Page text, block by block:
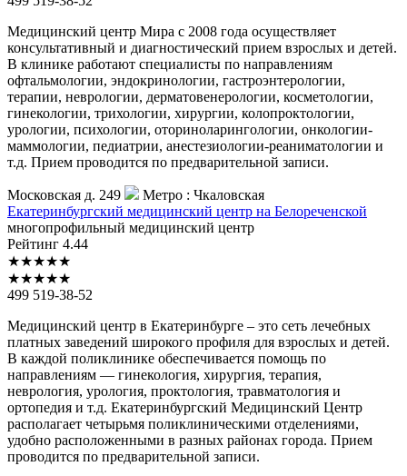
Медицинский центр Мира с 2008 года осуществляет
консультативный и диагностический прием взрослых и детей.
В клинике работают специалисты по направлениям
офтальмологии, эндокринологии, гастроэнтерологии,
терапии, неврологии, дерматовенерологии, косметологии,
гинекологии, трихологии, хирургии, колопроктологии,
урологии, психологии, оториноларингологии, онкологии-
маммологии, педиатрии, анестезиологии-реаниматологии и
т.д. Прием проводится по предварительной записи.
Московская д. 249 Метро : Чкаловская
Екатеринбургский медицинский центр на Белореченской
многопрофильный медицинский центр
Рейтинг 4.44
★★★★★
★★★★★
499 519-38-52
Медицинский центр в Екатеринбурге – это сеть лечебных
платных заведений широкого профиля для взрослых и детей.
В каждой поликлинике обеспечивается помощь по
направлениям — гинекология, хирургия, терапия,
неврология, урология, проктология, травматология и
ортопедия и т.д. Екатеринбургский Медицинский Центр
располагает четырьмя поликлиническими отделениями,
удобно расположенными в разных районах города. Прием
проводится по предварительной записи.